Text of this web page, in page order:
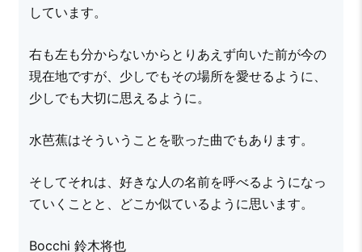
しています。
右も左も分からないからとりあえず向いた前が今の
現在地ですが、少しでもその場所を愛せるように、
少しでも大切に思えるように。
水芭蕉はそういうことを歌った曲でもあります。
そしてそれは、好きな人の名前を呼べるようになっ
ていくことと、どこか似ているように思います。
Bocchi 鈴木将也